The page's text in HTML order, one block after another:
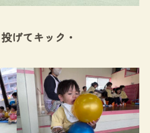
げてキック・